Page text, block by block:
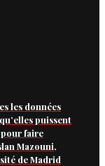
les données
puissent
pour faire
Mazouni,
de Madrid